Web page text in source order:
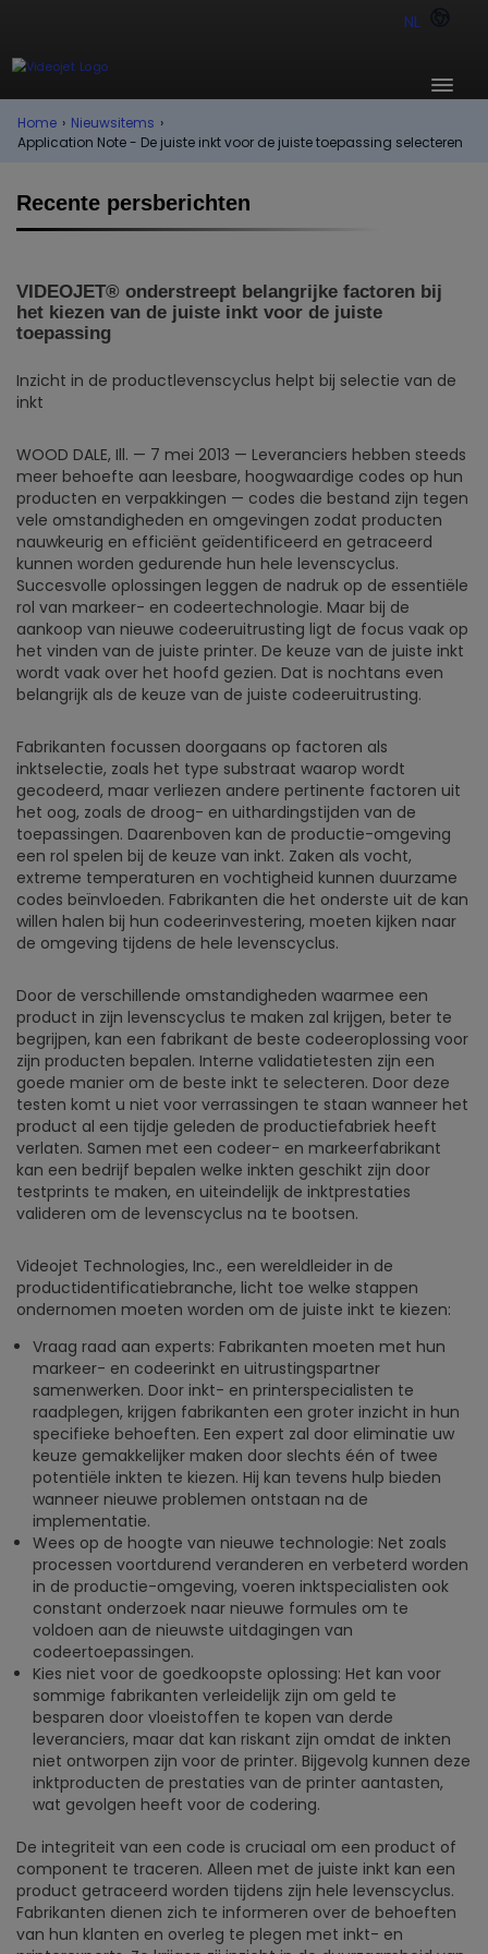
NL
Home › Nieuwsitems ›
Application Note - De juiste inkt voor de juiste toepassing selecteren
Recente persberichten
VIDEOJET® onderstreept belangrijke factoren bij
het kiezen van de juiste inkt voor de juiste
toepassing
Inzicht in de productlevenscyclus helpt bij selectie van de
inkt
WOOD DALE, Ill. — 7 mei 2013 — Leveranciers hebben steeds
meer behoefte aan leesbare, hoogwaardige codes op hun
producten en verpakkingen — codes die bestand zijn tegen
vele omstandigheden en omgevingen zodat producten
nauwkeurig en efficiënt geïdentificeerd en getraceerd
kunnen worden gedurende hun hele levenscyclus.
Succesvolle oplossingen leggen de nadruk op de essentiële
rol van markeer- en codeertechnologie. Maar bij de
aankoop van nieuwe codeeruitrusting ligt de focus vaak op
het vinden van de juiste printer. De keuze van de juiste inkt
wordt vaak over het hoofd gezien. Dat is nochtans even
belangrijk als de keuze van de juiste codeeruitrusting.
Fabrikanten focussen doorgaans op factoren als
inktselectie, zoals het type substraat waarop wordt
gecodeerd, maar verliezen andere pertinente factoren uit
het oog, zoals de droog- en uithardingstijden van de
toepassingen. Daarenboven kan de productie-omgeving
een rol spelen bij de keuze van inkt. Zaken als vocht,
extreme temperaturen en vochtigheid kunnen duurzame
codes beïnvloeden. Fabrikanten die het onderste uit de kan
willen halen bij hun codeerinvestering, moeten kijken naar
de omgeving tijdens de hele levenscyclus.
Door de verschillende omstandigheden waarmee een
product in zijn levenscyclus te maken zal krijgen, beter te
begrijpen, kan een fabrikant de beste codeeroplossing voor
zijn producten bepalen. Interne validatietesten zijn een
goede manier om de beste inkt te selecteren. Door deze
testen komt u niet voor verrassingen te staan wanneer het
product al een tijdje geleden de productiefabriek heeft
verlaten. Samen met een codeer- en markeerfabrikant
kan een bedrijf bepalen welke inkten geschikt zijn door
testprints te maken, en uiteindelijk de inktprestaties
valideren om de levenscyclus na te bootsen.
Videojet Technologies, Inc., een wereldleider in de
productidentificatiebranche, licht toe welke stappen
ondernomen moeten worden om de juiste inkt te kiezen:
Vraag raad aan experts: Fabrikanten moeten met hun
markeer- en codeerinkt en uitrustingspartner
samenwerken. Door inkt- en printerspecialisten te
raadplegen, krijgen fabrikanten een groter inzicht in hun
specifieke behoeften. Een expert zal door eliminatie uw
keuze gemakkelijker maken door slechts één of twee
potentiële inkten te kiezen. Hij kan tevens hulp bieden
wanneer nieuwe problemen ontstaan na de
implementatie.
Wees op de hoogte van nieuwe technologie: Net zoals
processen voortdurend veranderen en verbeterd worden
in de productie-omgeving, voeren inktspecialisten ook
constant onderzoek naar nieuwe formules om te
voldoen aan de nieuwste uitdagingen van
codeertoepassingen.
Kies niet voor de goedkoopste oplossing: Het kan voor
sommige fabrikanten verleidelijk zijn om geld te
besparen door vloeistoffen te kopen van derde
leveranciers, maar dat kan riskant zijn omdat de inkten
niet ontworpen zijn voor de printer. Bijgevolg kunnen deze
inktproducten de prestaties van de printer aantasten,
wat gevolgen heeft voor de codering.
De integriteit van een code is cruciaal om een product of
component te traceren. Alleen met de juiste inkt kan een
product getraceerd worden tijdens zijn hele levenscyclus.
Fabrikanten dienen zich te informeren over de behoeften
van hun klanten en overleg te plegen met inkt- en